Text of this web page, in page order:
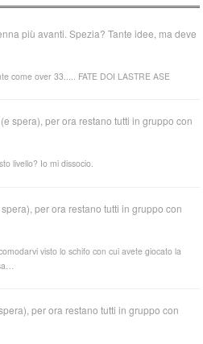
più avanti. Spezia? Tante idee, ma deve
come over 33..... FATE DOI LASTRE ASE
spera), per ora restano tutti in gruppo con
livello? Io mi dissocio.
per ora restano tutti in gruppo con
visto lo schifo con cui avete giocato la
per ora restano tutti in gruppo con